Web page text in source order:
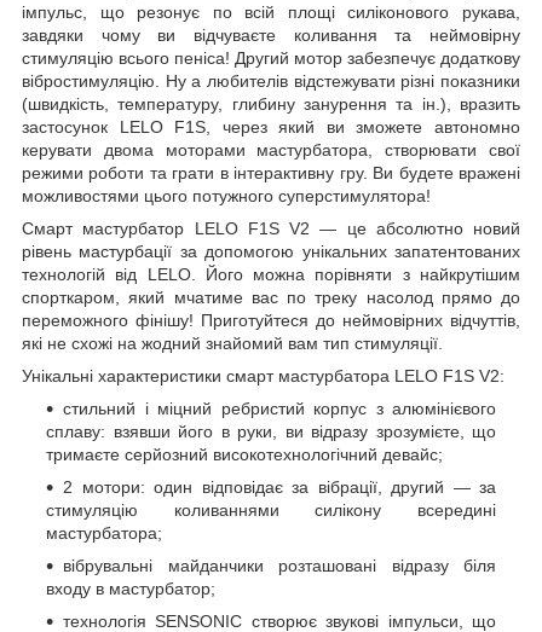
імпульс, що резонує по всій площі силіконового рукава,
завдяки чому ви відчуваєте коливання та неймовірну
стимуляцію всього пеніса! Другий мотор забезпечує додаткову
вібростимуляцію. Ну а любителів відстежувати різні показники
(швидкість, температуру, глибину занурення та ін.), вразить
застосунок LELO F1S, через який ви зможете автономно
керувати двома моторами мастурбатора, створювати свої
режими роботи та грати в інтерактивну гру. Ви будете вражені
можливостями цього потужного суперстимулятора!
Смарт мастурбатор LELO F1S V2 — це абсолютно новий
рівень мастурбації за допомогою унікальних запатентованих
технологій від LELO. Його можна порівняти з найкрутішим
спорткаром, який мчатиме вас по треку насолод прямо до
переможного фінішу! Приготуйтеся до неймовірних відчуттів,
які не схожі на жодний знайомий вам тип стимуляції.
Унікальні характеристики смарт мастурбатора LELO F1S V2:
стильний і міцний ребристий корпус з алюмінієвого
сплаву: взявши його в руки, ви відразу зрозумієте, що
тримаєте серйозний високотехнологічний девайс;
2 мотори: один відповідає за вібрації, другий — за
стимуляцію коливаннями силікону всередині
мастурбатора;
вібрувальні майданчики розташовані відразу біля
входу в мастурбатор;
технологія SENSONIC створює звукові імпульси, що